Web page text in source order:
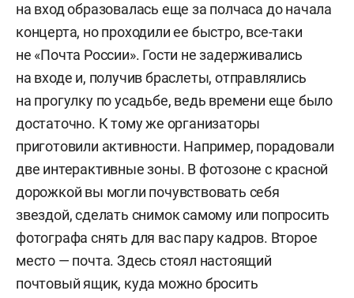
на вход образовалась еще за полчаса до начала
концерта, но проходили ее быстро, все-таки
не «Почта России». Гости не задерживались
на входе и, получив браслеты, отправлялись
на прогулку по усадьбе, ведь времени еще было
достаточно. К тому же организаторы
приготовили активности. Например, порадовали
две интерактивные зоны. В фотозоне с красной
дорожкой вы могли почувствовать себя
звездой, сделать снимок самому или попросить
фотографа снять для вас пару кадров. Второе
место — почта. Здесь стоял настоящий
почтовый ящик, куда можно бросить